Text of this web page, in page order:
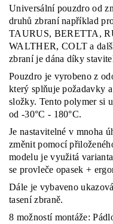
Universální pouzdro od
druhů zbraní například
TAURUS, BERETTA,
WALTHER, COLT a
zbraní je dána díky
Pouzdro je vyrobeno z
který splňuje požadavky
složky. Tento polymer si
od -30°C - 180°C.
Je nastavitelné v mnoha
změnit pomocí
modelu je využitá
se provleče opasek +
Dále je vybaveno
tasení zbraně.
8 možností montáže: